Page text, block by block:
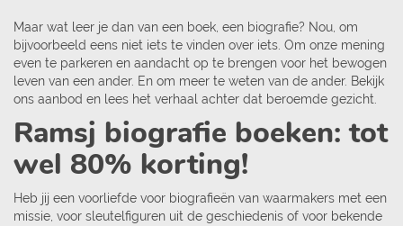
Maar wat leer je dan van een boek, een biografie? Nou, om
bijvoorbeeld eens niet iets te vinden over iets. Om onze mening
even te parkeren en aandacht op te brengen voor het bewogen
leven van een ander. En om meer te weten van de ander. Bekijk
ons aanbod en lees het verhaal achter dat beroemde gezicht.
Ramsj biografie boeken: tot
wel 80% korting!
Heb jij een voorliefde voor biografieën van waarmakers met een
missie, voor sleutelfiguren uit de geschiedenis of voor bekende